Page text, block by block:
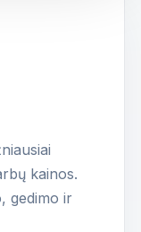
kainos.
gedimo ir